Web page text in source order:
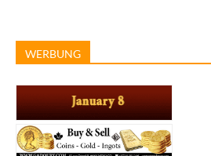
WERBUNG